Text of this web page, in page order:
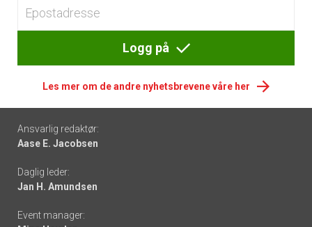
Logg på
Les mer om de andre nyhetsbrevene våre her
Footer
-
links
Ansvarlig redaktør:
Aase E. Jacobsen
Daglig leder:
Jan H. Amundsen
Event manager: